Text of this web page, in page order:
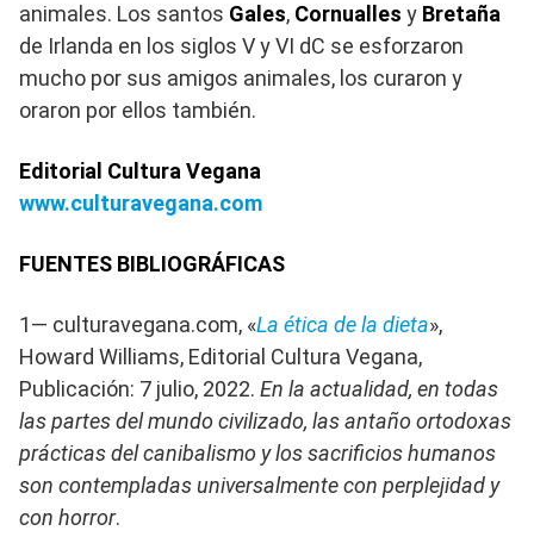
animales. Los santos Gales, Cornualles y Bretaña
de Irlanda en los siglos V y VI dC se esforzaron
mucho por sus amigos animales, los curaron y
oraron por ellos también.
Editorial Cultura Vegana
www.culturavegana.com
FUENTES BIBLIOGRÁFICAS
1— culturavegana.com, «La ética de la dieta»,
Howard Williams, Editorial Cultura Vegana,
Publicación: 7 julio, 2022. En la actualidad, en todas
las partes del mundo civilizado, las antaño ortodoxas
prácticas del canibalismo y los sacrificios humanos
son contempladas universalmente con perplejidad y
con horror.